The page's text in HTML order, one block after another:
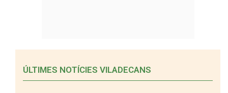
ÚLTIMES NOTÍCIES VILADECANS